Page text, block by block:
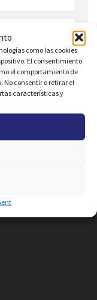
como las cookies
El consentimiento
el comportamiento de
No consentir o retirar el
características y
Publicidadde su